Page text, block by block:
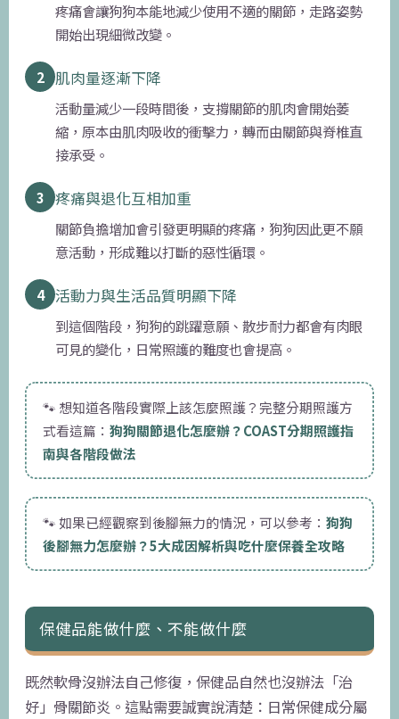
疼痛會讓狗狗本能地減少使用不適的關節，走路姿勢
開始出現細微改變。
2 肌肉量逐漸下降
活動量減少一段時間後，支撐關節的肌肉會開始萎
縮，原本由肌肉吸收的衝擊力，轉而由關節與脊椎直
接承受。
3 疼痛與退化互相加重
關節負擔增加會引發更明顯的疼痛，狗狗因此更不願
意活動，形成難以打斷的惡性循環。
4 活動力與生活品質明顯下降
到這個階段，狗狗的跳躍意願、散步耐力都會有肉眼
可見的變化，日常照護的難度也會提高。
🐾 想知道各階段實際上該怎麼照護？完整分期照護方
式看這篇： 狗狗關節退化怎麼辦？COAST分期照護指
南與各階段做法
🐾 如果已經觀察到後腳無力的情況，可以參考： 狗狗
後腳無力怎麼辦？5大成因解析與吃什麼保養全攻略
保健品能做什麼、不能做什麼
既然軟骨沒辦法自己修復，保健品自然也沒辦法「治
好」骨關節炎。這點需要誠實說清楚：日常保健成分屬